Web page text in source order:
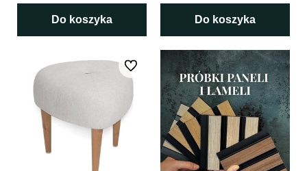
Do koszyka Do koszyka
Do ulubionych